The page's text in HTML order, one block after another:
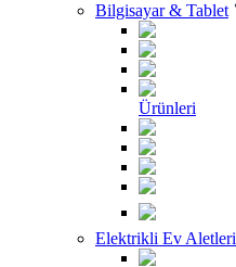
Bilgisayar & Tablet
Ürünleri
Elektrikli Ev Aletleri